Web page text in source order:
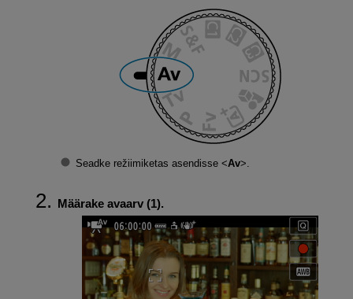
Seadke režiimiketas asendisse Av
Määrake avaarv (1).